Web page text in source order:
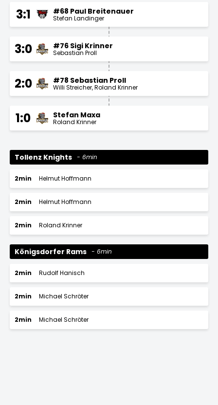
3:1 #68 Paul Breitenauer
Stefan Landinger
3:0 #76 Sigi Krinner
Sebastian Proll
2:0 #78 Sebastian Proll
Willi Streicher Roland Krinner
1:0 Stefan Maxa
Roland Krinner
Tollenz Knights 6min
2min Helmut Hoffmann
2min Helmut Hoffmann
2min Roland Krinner
Königsdorfer Rams 6min
2min Rudolf Hanisch
2min Michael Schröter
2min Michael Schröter